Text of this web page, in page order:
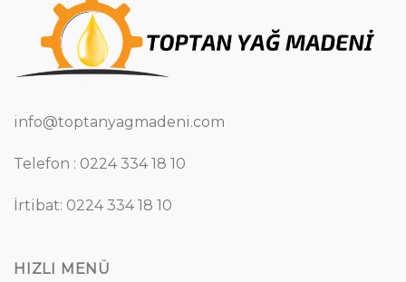
info@toptanyagmadeni.com
Telefon : 0224 334 18 10
İrtibat: 0224 334 18 10
HIZLI MENÜ